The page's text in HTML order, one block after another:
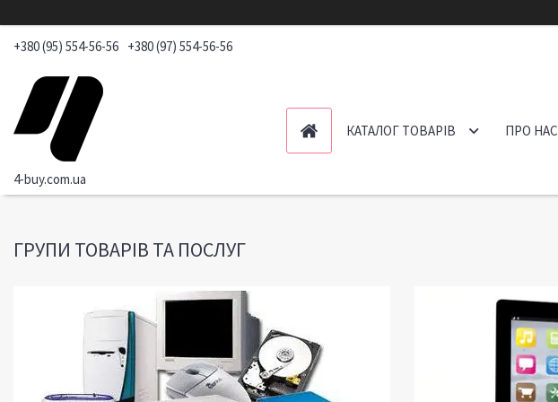
+380 (95) 554-56-56 +380 (97) 554-56-56
4-buy.com.ua
КАТАЛОГ ТОВАРІВ ПРО НАС
ГРУПИ ТОВАРІВ ТА ПОСЛУГ